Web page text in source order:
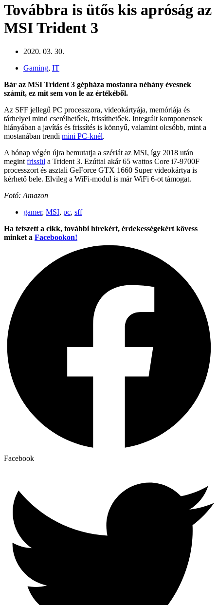
Továbbra is ütős kis apróság az
MSI Trident 3
2020. 03. 30.
Gaming, IT
Bár az MSI Trident 3 gépháza mostanra néhány évesnek
számít, ez mit sem von le az értékéből.
Az SFF jellegű PC processzora, videokártyája, memóriája és
tárhelyei mind cserélhetőek, frissíthetőek. Integrált komponensek
hiányában a javítás és frissítés is könnyű, valamint olcsóbb, mint a
mostanában trendi mini PC-knél.
A hónap végén újra bemutatja a szériát az MSI, így 2018 után
megintfrissül a Trident 3. Ezúttal akár 65 wattos Core i7-9700F
processzort és asztali GeForce GTX 1660 Super videokártya is
kérhető bele. Elvileg a WiFi-modul is már WiFi 6-ot támogat.
Fotó: Amazon
gamer, MSI, pc, sff
Ha tetszett a cikk, további hírekért, érdekességekért kövess
minket a Facebookon!
Facebook